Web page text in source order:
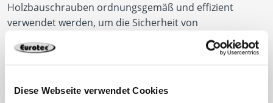
Diese Webseite verwendet Cookies
Holzbauschrauben ordnungsgemäß und effizient
verwendet werden, um die Sicherheit von
Holzkonstruktionen zu gewährleisten. Zudem bieten
wirBefestigungsempfehlungen für Terrassendielen.